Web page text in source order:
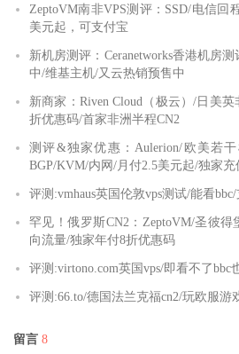
ZeptoVM南非VPS测评：SSD/电信回
美元起，可支付宝
新机房测评：Ceranetworks香港机房
中/维基主机/又云热销预售中
新商家：Riven Cloud（极云）/日美
折优惠码/首家非洲半程CN2
测评&独家优惠：Aulerion/欧美若
BGP/KVM/内网/月付2.5美元起/独家充
评测:vmhaus英国伦敦vps测试/能看
罕见！俄罗斯CN2：ZeptoVM/圣彼得
向流量/独家年付8折优惠码
评测:virtono.com英国vps/即看不了bbc
评测:66.to/德国法兰克福cn2/玩欧服游
留言 8